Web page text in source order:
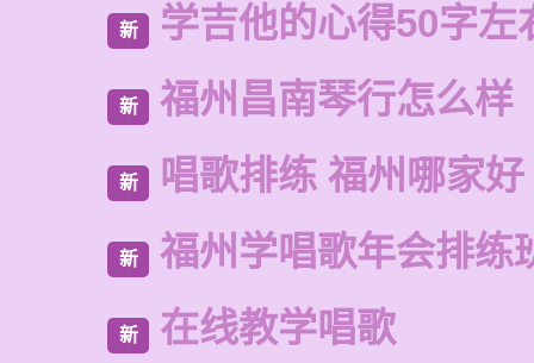
新 学吉他的心得50字左
新 福州昌南琴行怎么样
新 唱歌排练 福州哪家好
新 福州学唱歌年会排练
新 在线教学唱歌